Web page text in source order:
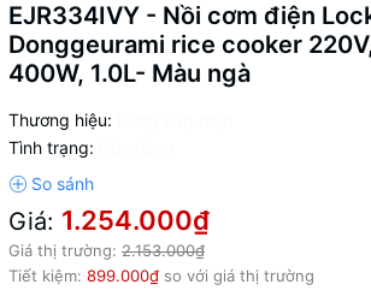
EJR334IVY - Nồi cơm điện
Donggeurami rice cooker
400W, 1.0L- Màu ngà
Thương hiệu:
Tình trạng:
Giá: 1.254.000₫
Giá thị trường: 2.153.000₫
Tiết kiệm: 899.000₫ so với giá thị trường